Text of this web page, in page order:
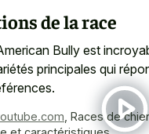
de la race
Bully est
principales qui
Races de